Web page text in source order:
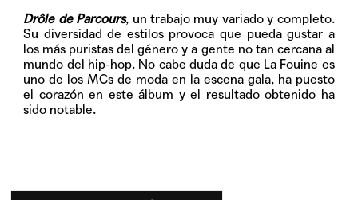
Drôle de Parcours, un trabajo muy variado y completo.
Su diversidad de estilos provoca que pueda gustar a
los más puristas del género y a gente no tan cercana al
mundo del hip-hop. No cabe duda de que La Fouine es
uno de los MCs de moda en la escena gala, ha puesto
el corazón en este álbum y el resultado obtenido ha
sido notable.